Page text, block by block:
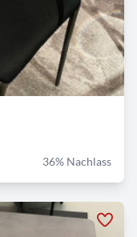
36% Nachlass